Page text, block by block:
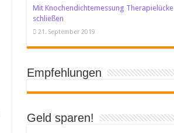
Mit Knochendichtemessung Therapielücke
schließen
21. September 2019
Empfehlungen
Geld sparen!